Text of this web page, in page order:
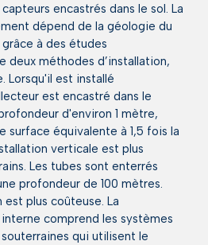
encastrés dans le sol. La
dépend de la géologie du
à des études
deux méthodes d’installation,
Lorsqu'il est installé
est encastré dans le
d'environ 1 mètre,
surface équivalente à 1,5 fois la
verticale est plus
Les tubes sont enterrés
profondeur de 100 mètres.
plus coûteuse. La
comprend les systèmes
qui utilisent le